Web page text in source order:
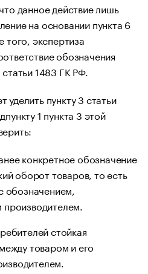
данное действие лишь
на основании пункта 6
экспертиза
обозначения
1483 ГК РФ.
пункту 3 статьи
1 пункта 3 этой
конкретное обозначение
оборот товаров, то есть
обозначением,
стойкая
товаром и его